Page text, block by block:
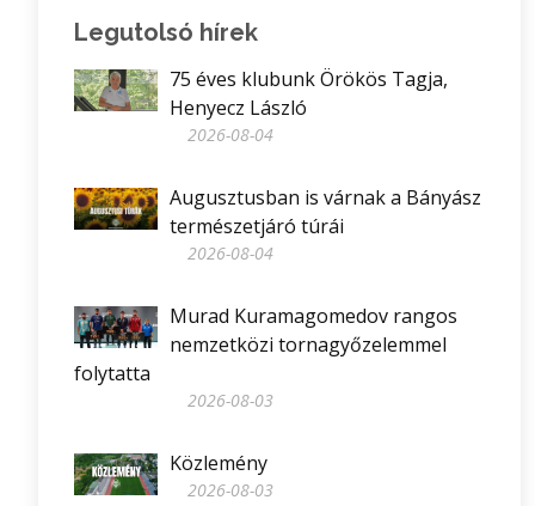
Legutolsó hírek
75 éves klubunk Örökös Tagja,
Henyecz László
2026-08-04
Augusztusban is várnak a Bányász
természetjáró túrái
2026-08-04
Murad Kuramagomedov rangos
nemzetközi tornagyőzelemmel
folytatta
2026-08-03
Közlemény
2026-08-03